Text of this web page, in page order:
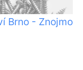
Brno - Znojmo